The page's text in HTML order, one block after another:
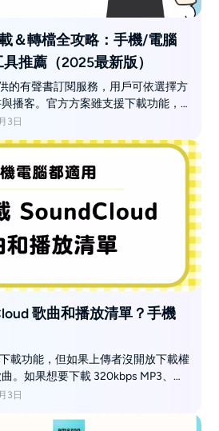
＆轉檔全攻略：手機/電腦
推薦（2025最新版）
的有聲書訂閱服務，用戶可依選擇方
播客。官方方案雖支援下載功能，
外的 App 或裝置離線播放、按章節
，那麼像 MusicFab Audible 轉換
符合需求。
3日
歌曲和播放清單？手機
載功能，但如果上傳者沒開放下載權
。如果想要下載 320kbps MP3、
式，推薦使用 MusicFab
3日